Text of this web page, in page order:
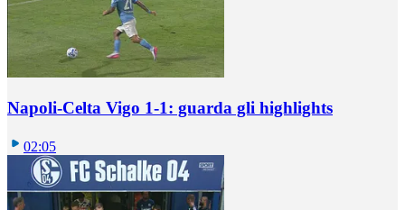
Napoli-Celta Vigo 1-1: guarda gli highlights
02:05